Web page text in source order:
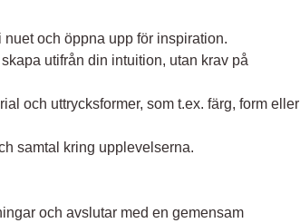
och öppna upp för inspiration.
utifrån din intuition, utan krav på
och uttrycksformer, som t.ex. färg, form eller
samtal kring upplevelserna.
och avslutar med en gemensam